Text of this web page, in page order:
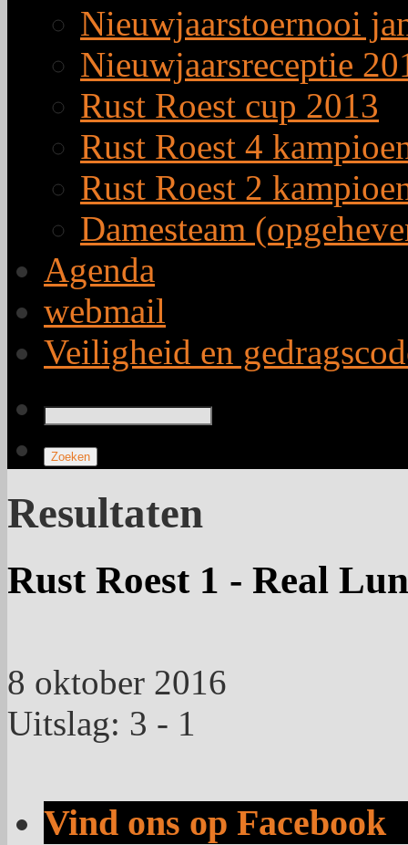
Nieuwjaarstoernooi
Nieuwjaarsreceptie
Rust Roest cup 2013
Rust Roest 4
Rust Roest 2
Damesteam
Agenda
webmail
Veiligheid en
Resultaten
Rust Roest 1 - Real
8 oktober 2016
Uitslag: 3 - 1
Vind ons op Facebook